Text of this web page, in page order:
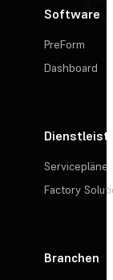
Software
PreForm
Dashboard
Servicepläne
Factory
Branchen